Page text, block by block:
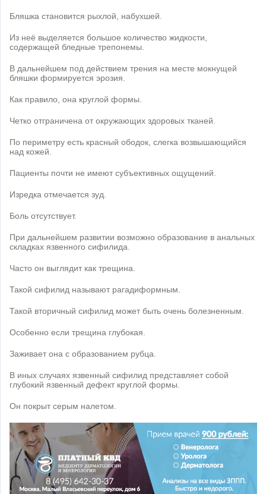
Бляшка становится рыхлой, набухшей.
Из неё выделяется большое количество жидкости,
содержащей бледные трепонемы.
В дальнейшем под действием трения на месте мокнущей
бляшки формируется эрозия.
Как правило, она круглой формы.
Четко отграничена от окружающих здоровых тканей.
По периметру есть красный ободок, слегка возвышающийся
над кожей.
Пациенты почти не имеют субъективных ощущений.
Изредка отмечается зуд.
Боль отсутствует.
При дальнейшем развитии возможно образование в анальных
складках язвенного сифилида.
Часто он выглядит как трещина.
Такой сифилид называют рагадиформным.
Такой вторичный сифилид может быть очень болезненным.
Особенно если трещина глубокая.
Заживает она с образованием рубца.
В иных случаях язвенный сифилид представляет собой
глубокий язвенный дефект круглой формы.
Он покрыт серым налетом.